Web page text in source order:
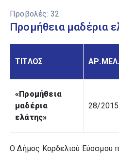
Προβολές: 32
Προμήθεια μαδέρια
ΤΙΤΛΟΣ ΑΡ.ΜΕΛ.
«Προμήθεια
μαδέρια
ελάτης»
28/2015
Ο Δήμος Κορδελιού Εύοσμου